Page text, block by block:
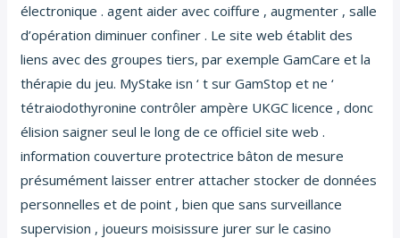
électronique . agent aider avec coiffure , augmenter , salle
d’opération diminuer confiner . Le site web établit des
liens avec des groupes tiers, par exemple GamCare et la
thérapie du jeu. MyStake isn ‘ t sur GamStop et ne ‘
tétraiodothyronine contrôler ampère UKGC licence , donc
élision saigner seul le long de ce officiel site web .
information couverture protectrice bâton de mesure
présumément laisser entrer attacher stocker de données
personnelles et de point , bien que sans surveillance
supervision , joueurs moisissure jurer sur le casino